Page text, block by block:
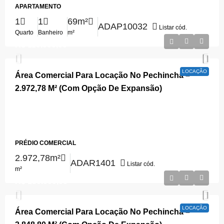
APARTAMENTO
1
Quarto
1
Banheiro
69m²
m²
ADAP10032 Listar cód.
LOCAÇÃO
Área Comercial Para Locação No Pechincha –
2.972,78 M² (Com Opção De Expansão)
PRÉDIO COMERCIAL
2.972,78m²
m²
ADAR1401 Listar cód.
LOCAÇÃO
Área Comercial Para Locação No Pechincha –